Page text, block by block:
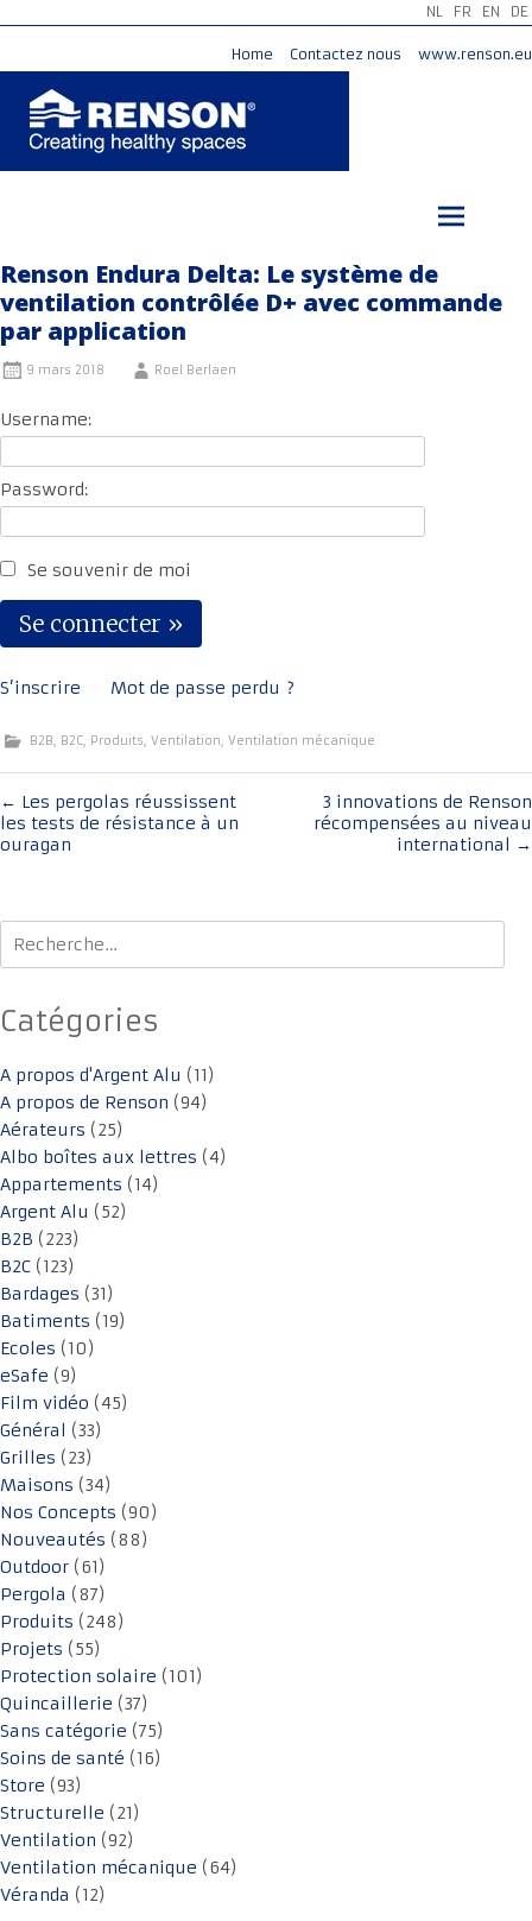
NL FR EN DE
Home Contactez nous www.renson.eu
Renson Endura Delta: Le système de
ventilation contrôlée D+ avec commande
par application
9 mars 2018 Roel Berlaen
Username:
Password:
Se souvenir de moi
S’inscrire Mot de passe perdu ?
B2B, B2C, Produits, Ventilation, Ventilation mécanique
Navigation
de
← Les pergolas réussissent
les tests de résistance à un
ouragan
3 innovations de Renson
récompensées au niveau
international →
Rechercher :
Catégories
A propos d'Argent Alu (11)
A propos de Renson (94)
Aérateurs (25)
Albo boîtes aux lettres (4)
Appartements (14)
Argent Alu (52)
B2B (223)
B2C (123)
Bardages (31)
Batiments (19)
Ecoles (10)
eSafe (9)
Film vidéo (45)
Général (33)
Grilles (23)
Maisons (34)
Nos Concepts (90)
Nouveautés (88)
Outdoor (61)
Pergola (87)
Produits (248)
Projets (55)
Protection solaire (101)
Quincaillerie (37)
Sans catégorie (75)
Soins de santé (16)
Store (93)
Structurelle (21)
Ventilation (92)
Ventilation mécanique (64)
Véranda (12)